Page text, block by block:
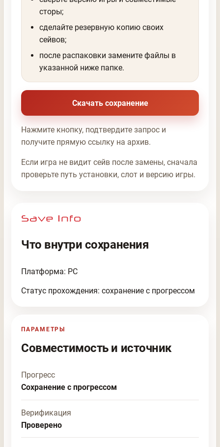
сторы;
сделайте резервную копию своих
сейвов;
после распаковки замените файлы в
указанной ниже папке.
Скачать сохранение
Нажмите кнопку, подтвердите запрос и
получите прямую ссылку на архив.
Если игра не видит сейв после замены, сначала
проверьте путь установки, слот и версию игры.
Что внутри сохранения
Платформа: PC
Статус прохождения: сохранение с прогрессом
ПАРАМЕТРЫ
Совместимость и источник
Прогресс
Сохранение с прогрессом
Верификация
Проверено